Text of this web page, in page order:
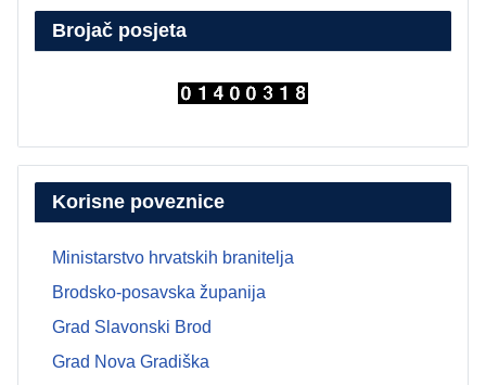
Brojač posjeta
Korisne poveznice
Ministarstvo hrvatskih branitelja
Brodsko-posavska županija
Grad Slavonski Brod
Grad Nova Gradiška